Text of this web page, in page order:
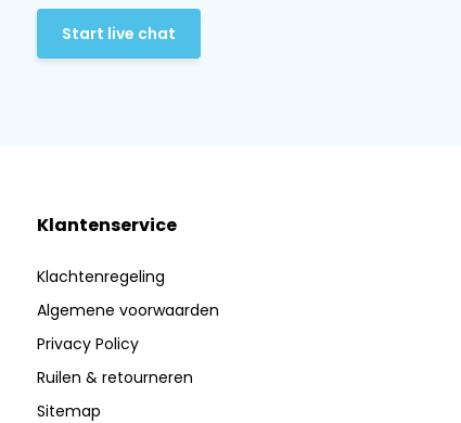
Start live chat
Klantenservice
Klachtenregeling
Algemene voorwaarden
Privacy Policy
Ruilen & retourneren
Sitemap